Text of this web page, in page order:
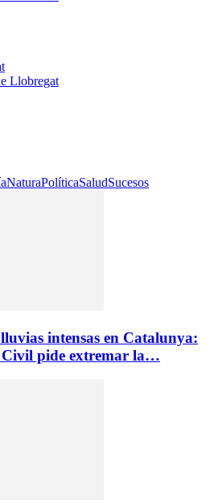
Llobregat
NaturaPolíticaSaludSucesos
intensas en Catalunya:
Civil pide extremar la…